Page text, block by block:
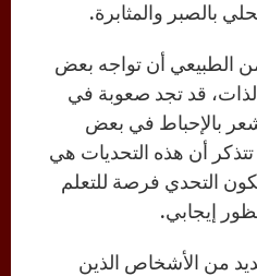
بالصبر والمثابرة.
الطبيعي أن تواجه بعض
الذات، قد تجد صعوبة في
بالإحباط في بعض
أن هذه التحديات هي
التحدي فرصة للتعلم
إيجابي.
من الأشخاص الذين